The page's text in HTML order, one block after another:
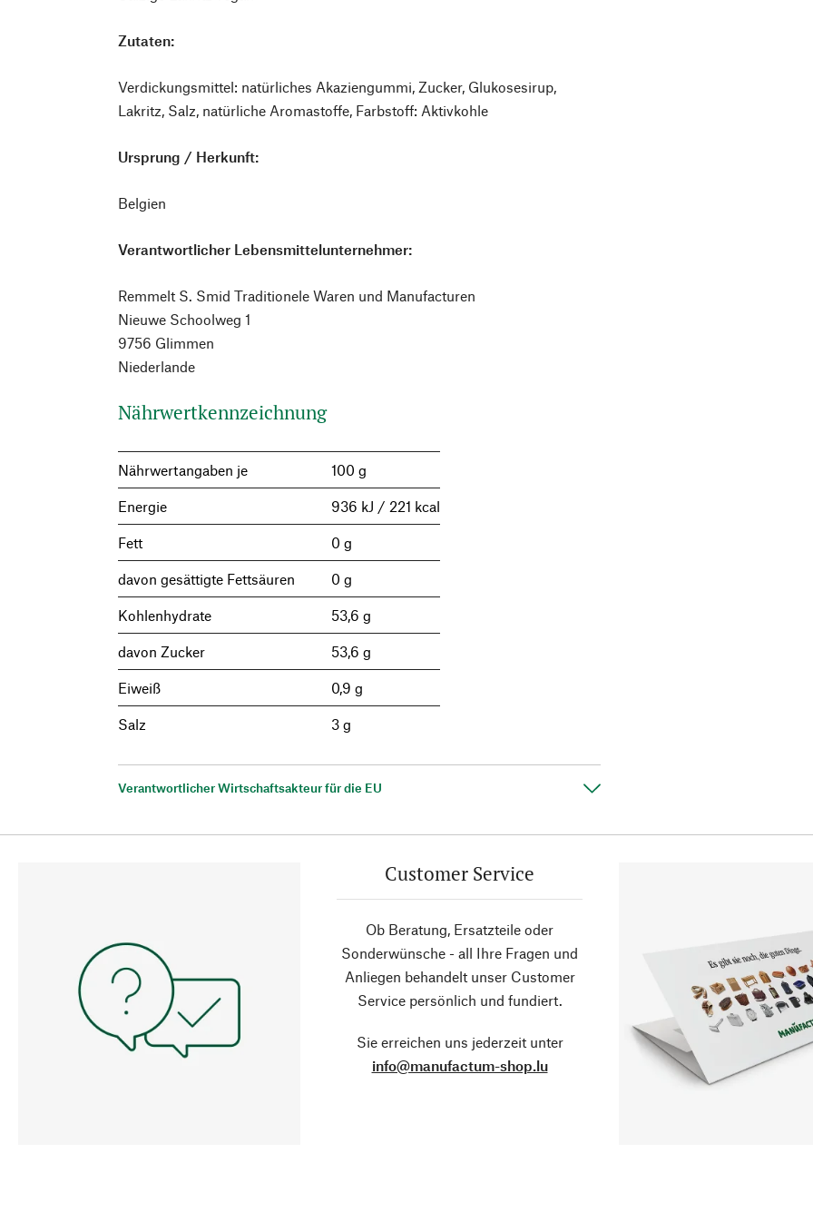
Zutaten:
Verdickungsmittel: natürliches Akaziengummi, Zucker, Glukosesirup,
Lakritz, Salz, natürliche Aromastoffe, Farbstoff: Aktivkohle
Ursprung / Herkunft:
Belgien
Verantwortlicher Lebensmittelunternehmer:
Remmelt S. Smid Traditionele Waren und Manufacturen
Nieuwe Schoolweg 1
9756 Glimmen
Niederlande
Nährwertkennzeichnung
Nährwertangaben je 100 g
Energie 936 kJ / 221 kcal
Fett 0 g
davon gesättigte Fettsäuren 0 g
Kohlenhydrate 53,6 g
davon Zucker 53,6 g
Eiweiß 0,9 g
Salz 3 g
Verantwortlicher Wirtschaftsakteur für die EU
Customer Service
Ob Beratung, Ersatzteile oder
Sonderwünsche - all Ihre Fragen und
Anliegen behandelt unser Customer
Service persönlich und fundiert.
Sie erreichen uns jederzeit unter
info@manufactum-shop.lu